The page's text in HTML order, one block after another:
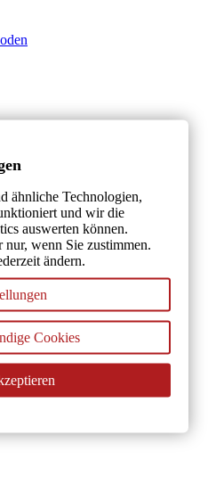
ähnliche Technologien,
und wir die
auswerten können.
wenn Sie zustimmen.
ändern.
Cookies